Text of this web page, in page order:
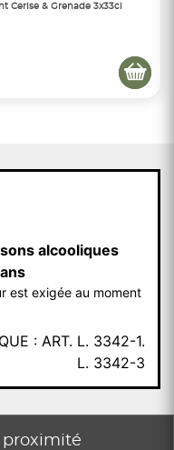
Cerise & Grenade 3x33cl
alcooliques
est exigée au moment
: ART. L. 3342-1.
L. 3342-3
proximité